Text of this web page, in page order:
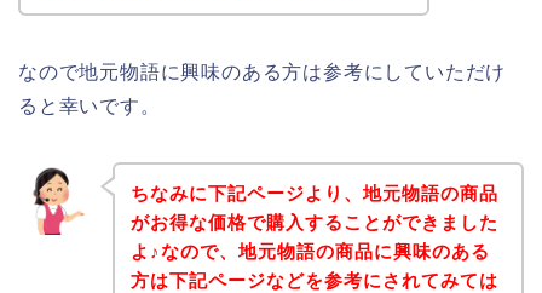
なので地元物語に興味のある方は参考にしていただけ
ると幸いです。
ちなみに下記ページより、地元物語の商品
がお得な価格で購入することができました
よ♪なので、地元物語の商品に興味のある
方は下記ページなどを参考にされてみては